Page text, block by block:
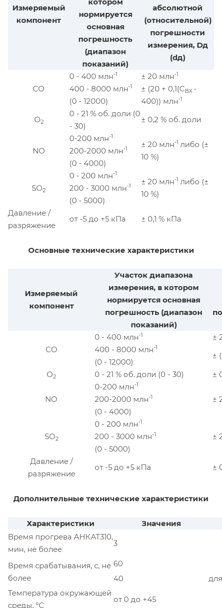
Измеряемый
компонент
нормируется
основная
погрешность
(диапазон
показаний)
абсолютной
(относительной)
погрешности
измерения, Dд
(dд)
CO
0 - 400 млн-1 ± 20 млн-1
400 - 8000 млн-1 ± (20 + 0,1(СВХ -
400)) млн-1
(0 - 12000)
О2
0 - 21 % об. доли (0
- 30)
± 0,2 % об. доли
NO
0-200 млн-1
± 20 млн-1 либо (±
10 %)
200-2000 млн-1
(0 - 4000)
SO2
0 - 200 млн-1
± 20 млн-1 либо (±
10 %)
200 - 3000 млн-1
(0 - 5000)
Давление /
разряжение
от -5 до +5 кПа ± 0,1 % кПа
Основные технические характеристики
Измеряемый
компонент
Участок диапазона
измерения, в котором
нормируется основная
погрешность (диапазон
показаний)
CO
0 - 400 млн-1
±
400 - 8000 млн-1
±
(0 - 12000)
О2 0 - 21 % об. доли (0 - 30) ±
NO
0-200 млн-1
±
200-2000 млн-1
(0 - 4000)
SO2
0 - 200 млн-1
±
200 - 3000 млн-1
(0 - 5000)
Давление /
разряжение
от -5 до +5 кПа ±
Дополнительные технические характеристики
Характеристики
Значения
Время прогрева АНКАТ310,
мин, не более
3
Время срабатывания, с, не
более
60
40
Температура окружающей
среды, °С
от 0 до +45